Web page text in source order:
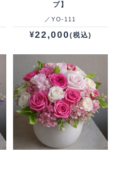
プ】
／YO‐111
¥22,000(税込)